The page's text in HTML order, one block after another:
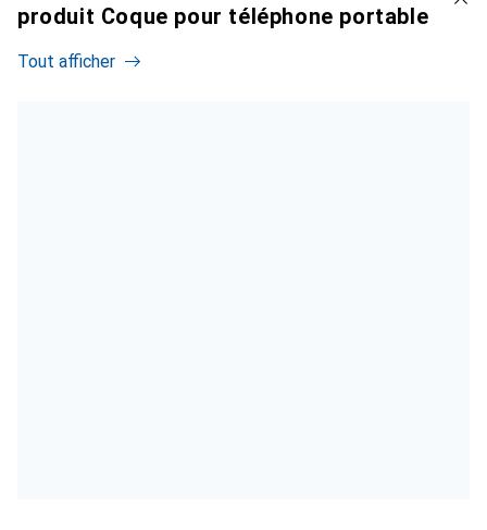
produit Coque pour téléphone portable
Tout afficher